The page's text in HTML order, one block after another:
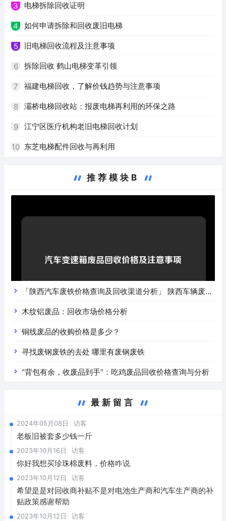
3 电梯拆除回收证明
4 如何申请拆除和回收废旧电梯
5 旧电梯回收流程及注意事项
6 拆除回收 鹤山电梯变革引领
7 福建电梯回收，了解价钱趋势与注意事项
8 灞桥电梯回收站：报废电梯再利用的环保之路
9 江宁区医疗机构老旧电梯回收计划
10 东芝电梯配件回收与再利用
推荐模块B
「陕西汽车废铁价格查询及回收渠道分析」 陕西车辆废铁
价是什么
木纹铝废品：回收市场价格分析
铜线废品的收购价格是多少？
寻找废钢废铁的去处 哪里有废钢废铁
“背包有余，收废品到手”：吃鸡废品回收价格查询与分析
最新留言
2024年05月08日 访客
老板旧被套多少钱一斤
2023年10月16日 访客
你好我想买珍珠棉废料，价格咋说
2023年10月12日 访客
希望是是对回收商补贴不是对电池生产商和汽车生产商的补
贴政策感谢帮助
2023年10月12日 访客